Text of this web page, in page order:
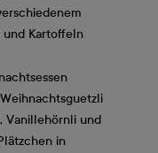
und Kartoffeln
Vanillehörnli und
in